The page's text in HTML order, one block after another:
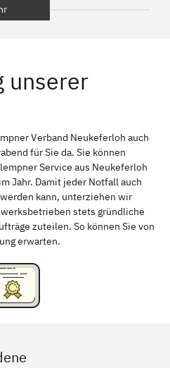
Bamberg
Passau
Rudelsdorf, Mittelfranken
unserer
Verband Neukeferloh auch
für Sie da. Sie können
Service aus Neukeferloh
Jahr. Damit jeder Notfall auch
kann, unterziehen wir
stets gründliche
zuteilen. So können Sie von
erwarten.